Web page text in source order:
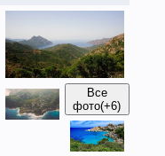
Все
фото(+6)